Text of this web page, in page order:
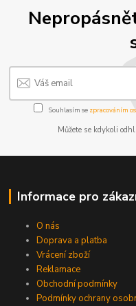
Souhlasím se zpracováním
Můžete se kdykoli
Informace pro
O nás
Doprava a platba
Vrácení zboží
Reklamace
Obchodní podmínky
Podmínky ochrany